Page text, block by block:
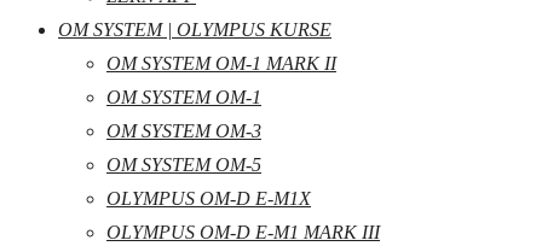
OM SYSTEM | OLYMPUS KURSE
OM SYSTEM OM-1 MARK II
OM SYSTEM OM-1
OM SYSTEM OM-3
OM SYSTEM OM-5
OLYMPUS OM-D E-M1X
OLYMPUS OM-D E-M1 MARK III